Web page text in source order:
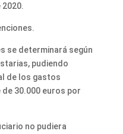
2020.
se determinará según
pudiendo
de los gastos
30.000 euros por
no pudiera